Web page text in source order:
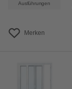
Ausführungen
Merken